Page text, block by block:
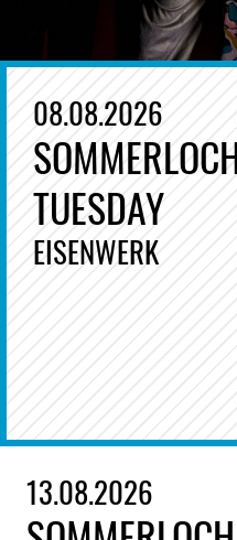
08.08.2026
TUESDAY
EISENWERK
13.08.2026